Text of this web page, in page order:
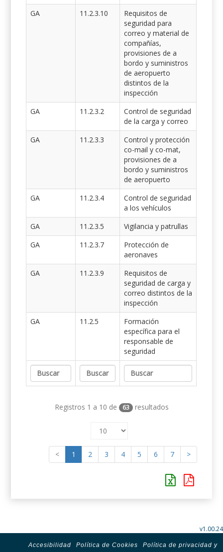
GA
11.2.3.10
Requisitos de
seguridad para
correo y material de
compañías,
provisiones de a
bordo y suministros
de aeropuerto
distintos de la
inspección
GA
11.2.3.2
Control de seguridad
de la carga y correo
GA
11.2.3.3
Control y protección
co-mail y co-mat,
provisiones de a
bordo y suministros
de aeropuerto
GA
11.2.3.4
Control de seguridad
a los vehículos
GA
11.2.3.5
Vigilancia y patrullas
GA
11.2.3.7
Protección de
aeronaves
GA
11.2.3.9
Requisitos de
seguridad de carga y
correo distintos de la
inspección
GA
11.2.5
Formación
específica para el
responsable de
seguridad
Registros 1 a 10 de 63 resultados
< 1 2 3 4 5 6 7 >
v1.00.24
Accesibilidad Política de Cookies
Política de privacidad y